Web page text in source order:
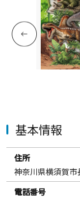
基本情報
住所
神奈川県横須賀
電話番号